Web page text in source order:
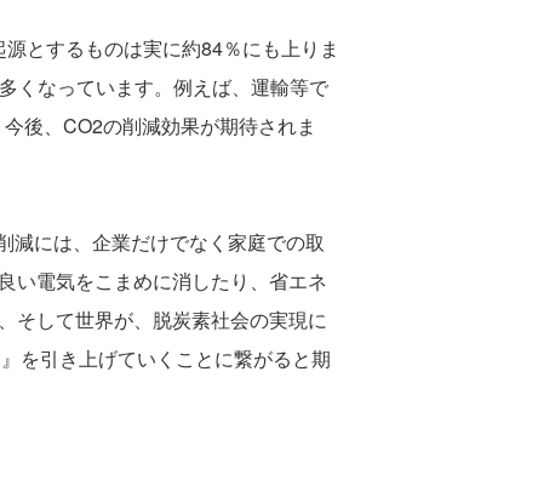
とするものは実に約84％にも上りま
くなっています。例えば、運輸等で
後、CO2の削減効果が期待されま
減には、企業だけでなく家庭での取
い電気をこまめに消したり、省エネ
そして世界が、脱炭素社会の実現に
を引き上げていくことに繋がると期